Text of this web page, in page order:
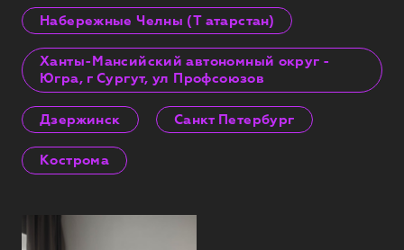
Набережные Челны (Т атарстан)
Ханты-Мансийский автономный округ -
Югра, г Сургут, ул Профсоюзов
Дзержинск Санкт Петербург
Кострома